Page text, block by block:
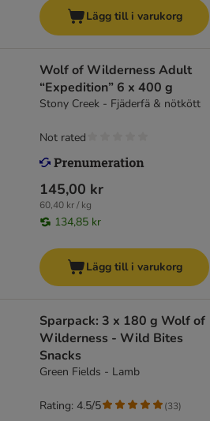
Lägg till i varukorg
Wolf of Wilderness Adult
“Expedition” 6 x 400 g
Stony Creek - Fjäderfä & nötkött
145,00 kr
60,40 kr / kg
134,85 kr
Not rated
Lägg till i varukorg
Sparpack: 3 x 180 g Wolf of
Wilderness - Wild Bites
Snacks
Green Fields - Lamb
Rating: 4.5/5 (33)